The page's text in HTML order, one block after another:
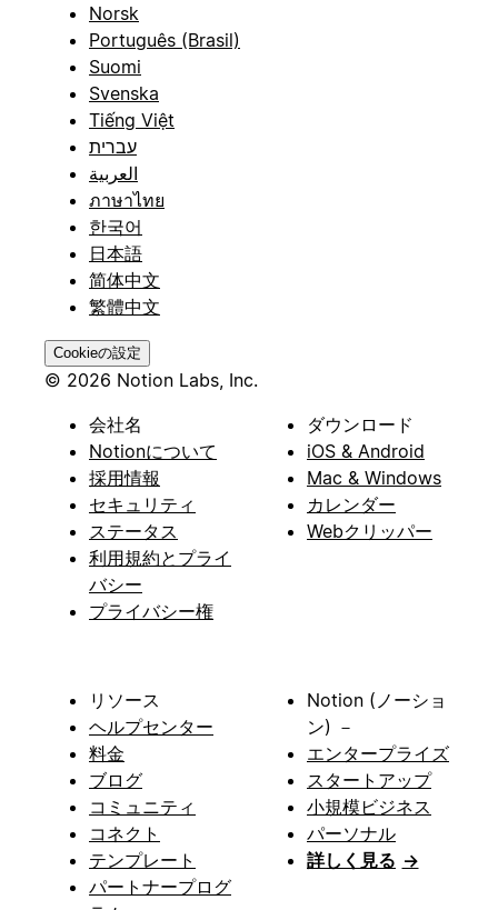
Norsk
Português (Brasil)
Suomi
Svenska
Tiếng Việt
עברית
العربية
ภาษาไทย
한국어
日本語
简体中文
繁體中文
Cookieの設定
© 2026 Notion Labs, Inc.
会社名
Notionについて
採用情報
セキュリティ
ステータス
利用規約とプライ
バシー
プライバシー権
ダウンロード
iOS & Android
Mac & Windows
カレンダー
Webクリッパー
リソース
ヘルプセンター
料金
ブログ
コミュニティ
コネクト
テンプレート
パートナープログ
Notion (ノーショ
ン) －
エンタープライズ
スタートアップ
小規模ビジネス
パーソナル
詳しく見る →